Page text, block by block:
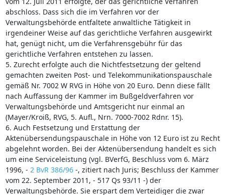
abschloss. Dass sich die im Verfahren vor der
Verwaltungsbehörde entfaltete anwaltliche Tätigkeit in
irgendeiner Weise auf das gerichtliche Verfahren ausgewirkt
hat, genügt nicht, um die Verfahrensgebühr für das
gerichtliche Verfahren entstehen zu lassen.
5. Zurecht erfolgte auch die Nichtfestsetzung der geltend
gemachten zweiten Post- und Telekommunikationspauschale
gemäß Nr. 7002 W RVG in Höhe von 20 Euro. Denn diese fällt
nach Auffassung der Kammer im Bußgeldverfahren vor
Verwaltungsbehörde und Amtsgericht nur einmal an
(Mayer/Kroiß, RVG, 5. Aufl., Nrn. 7000-7002 Rdnr. 15).
6. Auch Festsetzung und Erstattung der
Aktenübersendungspauschale in Höhe von 12 Euro ist zu Recht
abgelehnt worden. Bei der Aktenübersendung handelt es sich
um eine Serviceleistung (vgl. BVerfG, Beschluss vom 6. März
1996, - 2 BvR 386/96-, zitiert nach Juris; Beschluss der Kammer
vom 22. September 2011, - 517 Qs 93/11 -) der
Verwaltungsbehörde. Sie erspart dem Verteidiger die zwar